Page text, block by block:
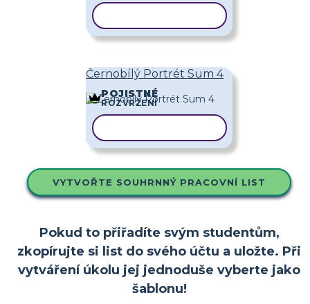
Černobílý Portrét Sum 4
POJISTNÉ
ROZVRŽENÍ
VYTVOŘTE SOUHRNNÝ PRACOVNÍ LIST
Pokud to přiřadíte svým studentům,
zkopírujte si list do svého účtu a uložte. Při
vytváření úkolu jej jednoduše vyberte jako
šablonu!